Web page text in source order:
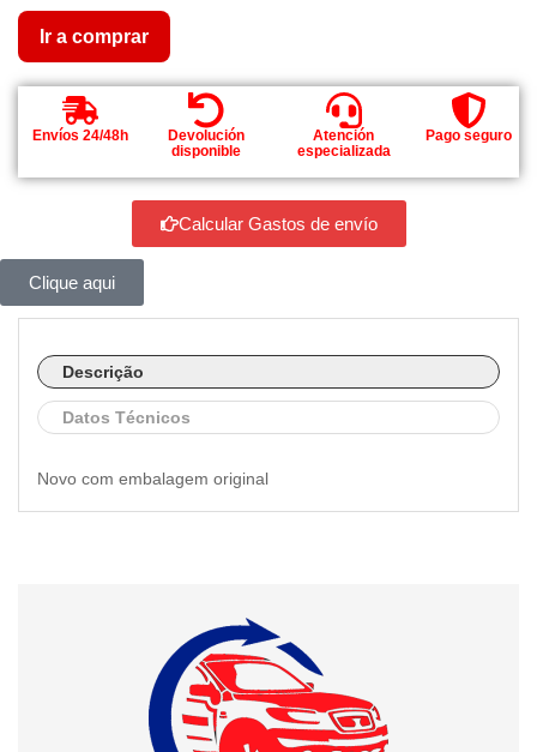
Ir a comprar
Envíos 24/48h
Devolución
disponible
Atención
especializada
Pago seguro
Calcular Gastos de envío
Clique aqui
Descrição
Datos Técnicos
Novo com embalagem original